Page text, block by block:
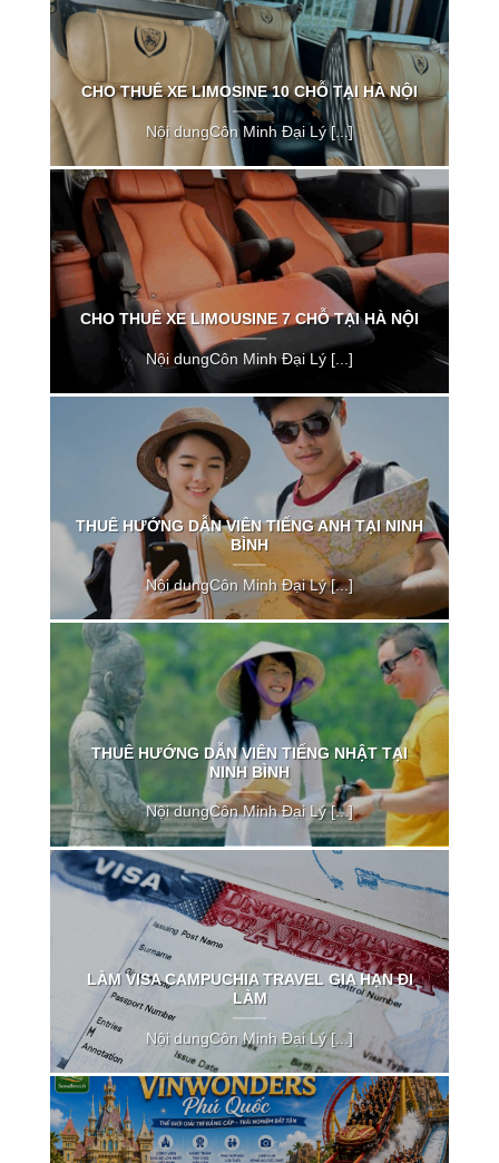
CHO THUÊ XE LIMOSINE 10 CHỖ TẠI HÀ NỘI
Nội dungCôn Minh Đại Lý [...]
CHO THUÊ XE LIMOUSINE 7 CHỖ TẠI HÀ NỘI
Nội dungCôn Minh Đại Lý [...]
THUÊ HƯỚNG DẪN VIÊN TIẾNG ANH TẠI NINH
BÌNH
Nội dungCôn Minh Đại Lý [...]
THUÊ HƯỚNG DẪN VIÊN TIẾNG NHẬT TẠI
NINH BÌNH
Nội dungCôn Minh Đại Lý [...]
LÀM VISA CAMPUCHIA TRAVEL GIA HẠN ĐI
LÀM
Nội dungCôn Minh Đại Lý [...]